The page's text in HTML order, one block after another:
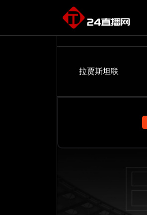
拉贾斯坦联